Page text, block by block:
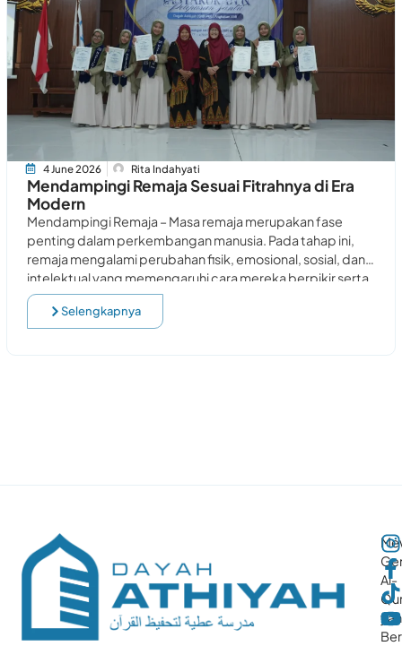
4 June 2026 Rita Indahyati
Mendampingi Remaja Sesuai Fitrahnya di Era
Modern
Mendampingi Remaja – Masa remaja merupakan fase
penting dalam perkembangan manusia. Pada tahap ini,
remaja mengalami perubahan fisik, emosional, sosial, dan
intelektual yang memengaruhi cara mereka berpikir serta
bertindak dalam
Selengkapnya
Al-